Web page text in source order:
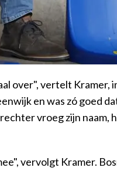
over", vertelt
en was zó goed
vroeg zijn
vervolgt Kramer.